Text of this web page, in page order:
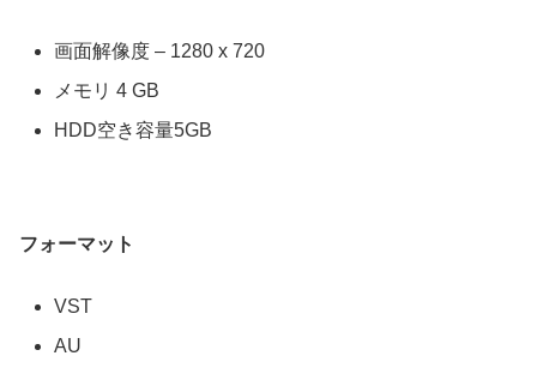
画面解像度 – 1280 x 720
メモリ 4 GB
HDD空き容量5GB
フォーマット
VST
AU